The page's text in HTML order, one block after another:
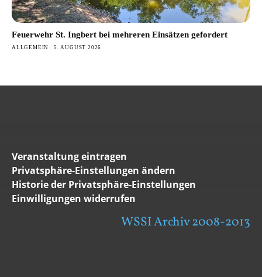
Feuerwehr St. Ingbert bei mehreren Einsätzen gefordert
ALLGEMEIN 5. AUGUST 2026
Veranstaltung eintragen
Privatsphäre-Einstellungen ändern
Historie der Privatsphäre-Einstellungen
Einwilligungen widerrufen
WSSI Archiv 2008-2013